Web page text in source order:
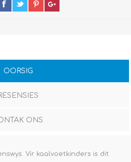
OORSIG
ONS
Vir kaalvoetkinders is dit